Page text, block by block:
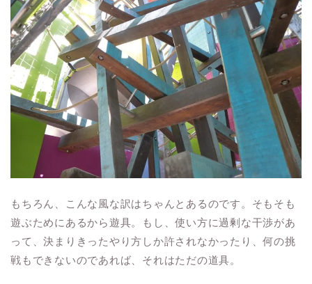
もちろん、こんな風な訳はちゃんとあるのです。そもそも
遊ぶためにあるから遊具。もし、使い方に過剰な干渉があ
って、決まりきったやり方しか許されなかったり、何の挑
戦もできないのであれば、それはただの道具。